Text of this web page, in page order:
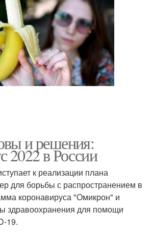
и решения:
2022 в России
к реализации плана
для борьбы с распространением в
коронавируса "Омикрон" и
здравоохранения для помощи
19.